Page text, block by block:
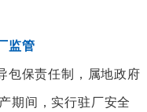
监管
包保责任制，属地政府
期间，实行驻厂安全